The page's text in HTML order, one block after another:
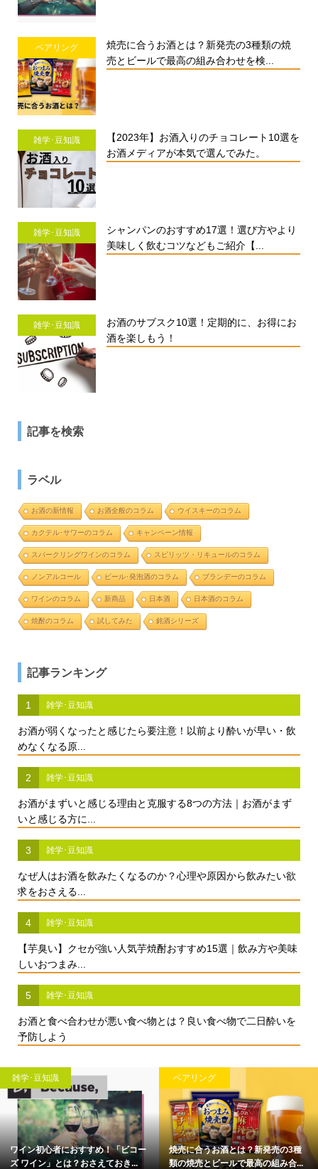
ペアリング
焼売に合うお酒とは？新発売の3種類の焼
売とビールで最高の組み合わせを検...
雑学･豆知識
【2023年】お酒入りのチョコレート10選を
お酒メディアが本気で選んでみた。
雑学･豆知識
シャンパンのおすすめ17選！選び方やより
美味しく飲むコツなどもご紹介【...
雑学･豆知識
お酒のサブスク10選！定期的に、お得にお
酒を楽しもう！
記事を検索
ラベル
お酒の新情報 お酒全般のコラム ウイスキーのコラム
カクテル･サワーのコラム キャンペーン情報
スパークリングワインのコラム スピリッツ・リキュールのコラム
ノンアルコール ビール･発泡酒のコラム ブランデーのコラム
ワインのコラム 新商品 日本酒 日本酒のコラム
焼酎のコラム 試してみた 銘酒シリーズ
記事ランキング
1 雑学･豆知識
お酒が弱くなったと感じたら要注意！以前より酔いが早い・飲
めなくなる原...
2 雑学･豆知識
お酒がまずいと感じる理由と克服する8つの方法｜お酒がまず
いと感じる方に...
3 雑学･豆知識
なぜ人はお酒を飲みたくなるのか？心理や原因から飲みたい欲
求をおさえる...
4 雑学･豆知識
【芋臭い】クセが強い人気芋焼酎おすすめ15選｜飲み方や美味
しいおつまみ...
5 雑学･豆知識
お酒と食べ合わせが悪い食べ物とは？良い食べ物で二日酔いを
予防しよう
雑学･豆知識
ワイン初心者におすすめ！「ビコー
ズ ワイン」とは？おさえておき...
ペアリング
焼売に合うお酒とは？新発売の3種
類の焼売とビールで最高の組み合...